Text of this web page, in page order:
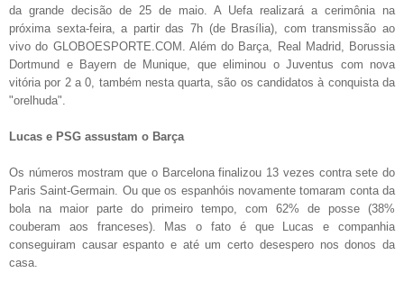
da grande decisão de 25 de maio. A Uefa realizará a cerimônia na
próxima sexta-feira, a partir das 7h (de Brasília), com transmissão ao
vivo do GLOBOESPORTE.COM. Além do Barça, Real Madrid, Borussia
Dortmund e Bayern de Munique, que eliminou o Juventus com nova
vitória por 2 a 0, também nesta quarta, são os candidatos à conquista da
"orelhuda".
Lucas e PSG assustam o Barça
Os números mostram que o Barcelona finalizou 13 vezes contra sete do
Paris Saint-Germain. Ou que os espanhóis novamente tomaram conta da
bola na maior parte do primeiro tempo, com 62% de posse (38%
couberam aos franceses). Mas o fato é que Lucas e companhia
conseguiram causar espanto e até um certo desespero nos donos da
casa.